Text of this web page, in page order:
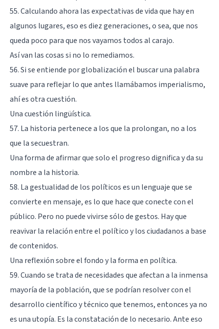
55. Calculando ahora las expectativas de vida que hay en
algunos lugares, eso es diez generaciones, o sea, que nos
queda poco para que nos vayamos todos al carajo.
Así van las cosas si no lo remediamos.
56. Si se entiende por globalización el buscar una palabra
suave para reflejar lo que antes llamábamos imperialismo,
ahí es otra cuestión.
Una cuestión lingüística.
57. La historia pertenece a los que la prolongan, no a los
que la secuestran.
Una forma de afirmar que solo el progreso dignifica y da su
nombre a la historia.
58. La gestualidad de los políticos es un lenguaje que se
convierte en mensaje, es lo que hace que conecte con el
público. Pero no puede vivirse sólo de gestos. Hay que
reavivar la relación entre el político y los ciudadanos a base
de contenidos.
Una reflexión sobre el fondo y la forma en política.
59. Cuando se trata de necesidades que afectan a la inmensa
mayoría de la población, que se podrían resolver con el
desarrollo científico y técnico que tenemos, entonces ya no
es una utopía. Es la constatación de lo necesario. Ante eso